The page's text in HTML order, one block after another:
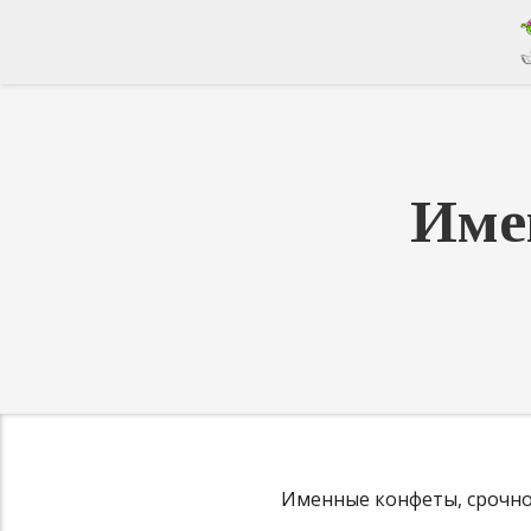
Именные конфеты,